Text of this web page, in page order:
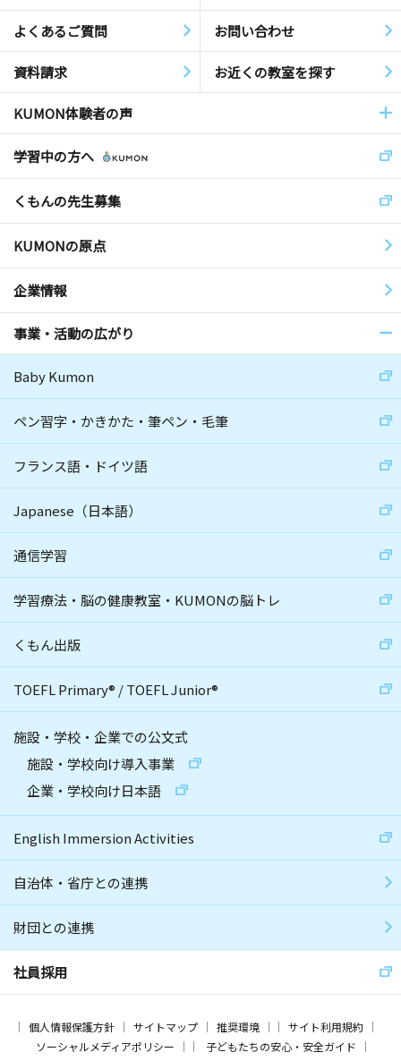
よくあるご質問 お問い合わせ
資料請求 お近くの教室を探す
KUMON体験者の声
学習中の方へ
くもんの先生募集
KUMONの原点
企業情報
事業・活動の広がり
Baby Kumon
ペン習字・かきかた・筆ペン・毛筆
フランス語・ドイツ語
Japanese（日本語）
通信学習
学習療法・脳の健康教室・KUMONの脳トレ
くもん出版
TOEFL Primary® /TOEFL Junior®
施設・学校・企業での公文式
施設・学校向け導入事業
企業・学校向け日本語
English Immersion Activities
自治体・省庁との連携
財団との連携
社員採用
個人情報保護方針 サイトマップ 推奨環境
サイト利用規約
ソーシャルメディアポリシー
子どもたちの安心・安全ガイド